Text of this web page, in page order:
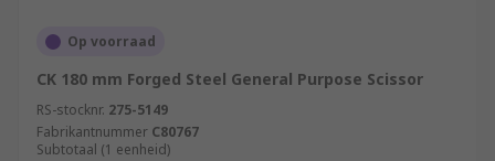
Op voorraad
CK 180 mm Forged Steel General Purpose Scissor
RS-stocknr. 275-5149
Fabrikantnummer C80767
Subtotaal (1 eenheid)